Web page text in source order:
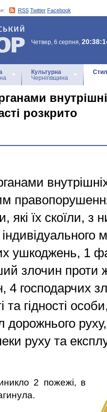
RSS Twitter Facebook
Четвер, 6 серпня,
Культурна
Чернігівщина
розкрито
які їх скоїли, з
ушкоджень, 1
злочин проти
4 господарчих
та гідності
руху та
2 пожежі, в